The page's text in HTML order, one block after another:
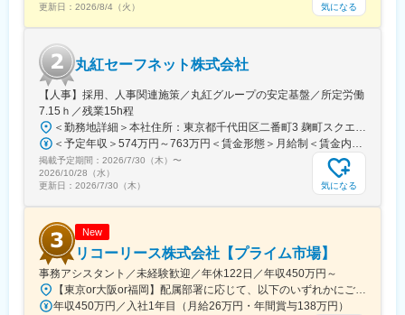
更新日： 2026/8/4（火） 気になる
丸紅セーフネット株式会社
【人事】採用、人事関連施策／丸紅グループの安定基盤／所定労働
7.15ｈ／残業15h程
＜勤務地詳細＞本社住所：東京都千代田区二番町3 麹町スクエア3F勤務地最寄駅：東京メトロ有楽町線／麹町駅受動喫煙対策：敷地内全面禁煙変更の範囲：会社の定める事業所（リモートワーク含む）
＜予定年収＞574万円～763万円＜賃金形態＞月給制＜賃金内訳＞月額（基本給）：285,000円～379,000円＜月給＞285,000円～379,000円＜昇給有無＞有＜残業手当＞有＜給与補足＞【賞与】（'26年度実績）6.6か月分支給【モデル年収例】622万円 入社5年目 (月給30万9千円＋賞与+月残業15時間)賃金はあくまでも目安の金額であり、選考を通じて上下する可能性があります。月給(月額)は固定手当を含めた表記です。
掲載予定期間： 2026/7/30（木） 〜
2026/10/28（水）
更新日： 2026/7/30（木） 気になる
New
リコーリース株式会社【プライム市場】
事務アシスタント／未経験歓迎／年休122日／年収450万円～
【東京or大阪or福岡】配属部署に応じて、以下のいずれかにご勤務いただきます。初期配属地は、ご希望の地域に配属いたします。■本社東京都港区東新橋1-5-2 汐留シティセンター19F☆JR・地下鉄各線 新橋駅より徒歩1分☆都営地下鉄大江戸線 汐留駅より徒歩1分■豊洲事業所東京都江東区東雲1-7-12 KDX豊洲グランスクエア7F☆東京メトロ有楽町線・ゆりかもめ 豊洲駅 徒歩12分☆りんかい線 東雲駅 徒歩12分※豊洲駅より「KDXグランスクエア行き無料シャトルバス」が運行しています。■関西支社大阪府大阪市北区堂島浜2-2-28 堂島アクシスビル12F☆地下鉄四ツ橋線・西梅田駅より徒歩10分・肥後橋駅 徒歩7分☆JR大阪駅 徒歩15分■九州支社福岡県福岡市博多区博多駅東2-10-35 博多プライムイースト3F☆JR博多駅より徒歩7分※受動喫煙対策有（屋内全面禁煙）
年収450万円／入社1年目（月給26万円・年間賞与138万円）